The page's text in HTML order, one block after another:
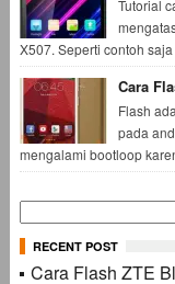
Tutorial
X507. Seperti contoh
Cara
Flash
pada
mengalami bootloop
Cari
untuk:
RECENT POST
Cara Flash ZTE